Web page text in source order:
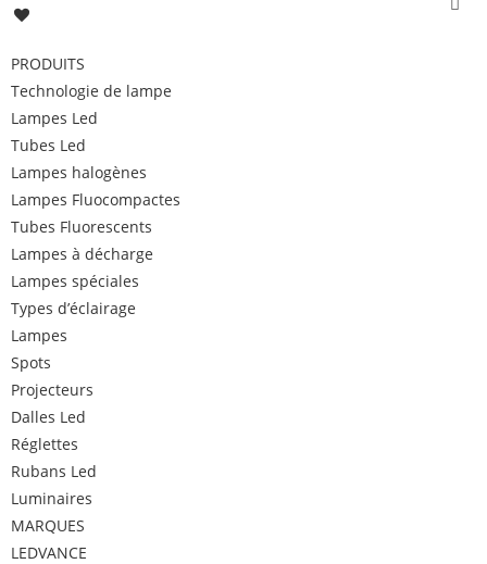
PRODUITS
Technologie de lampe
Lampes Led
Tubes Led
Lampes halogènes
Lampes Fluocompactes
Tubes Fluorescents
Lampes à décharge
Lampes spéciales
Types d’éclairage
Lampes
Spots
Projecteurs
Dalles Led
Réglettes
Rubans Led
Luminaires
MARQUES
LEDVANCE